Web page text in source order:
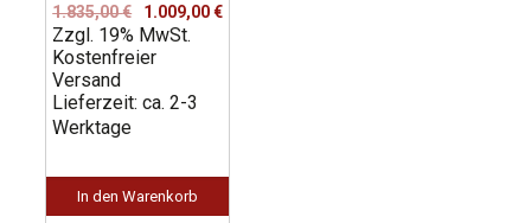
1.835,00€Ursprünglicher
Preis
war:
1.009,00€
Aktueller
Preis
ist:
Zzgl. 19% MwSt.
Kostenfreier
Versand
Lieferzeit: ca. 2-3
Werktage
In den Warenkorb